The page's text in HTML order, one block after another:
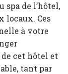
de l’hôtel,
locaux. Ces
à votre
cet hôtel et
tant par